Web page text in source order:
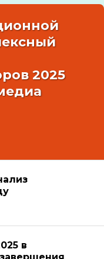
2025
в